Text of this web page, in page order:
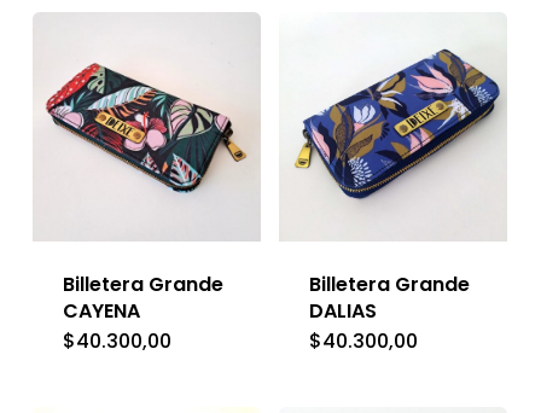
Billetera Grande
CAYENA
$40.300,00
Billetera Grande
DALIAS
$40.300,00